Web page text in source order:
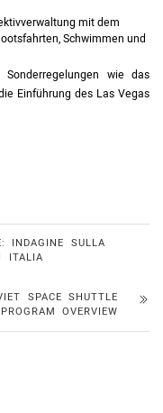
mit dem
Schwimmen und
wie das
Einführung des Las Vegas
INDAGINE SULLA
ITALIA
SPACE SHUTTLE
PROGRAM OVERVIEW